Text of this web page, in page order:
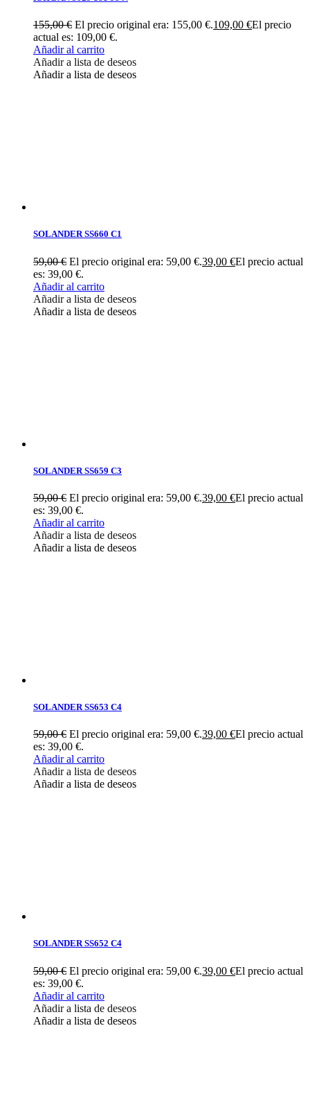
155,00€ El precio original era: 155,00 €.109,00 €El precio
actual es: 109,00 €.
Añadir al carrito
Añadir a lista de deseos
Añadir a lista de deseos
SOLANDER SS660 C1
59,00€ El precio original era: 59,00 €.39,00 €El precio actual
es: 39,00 €.
Añadir al carrito
Añadir a lista de deseos
Añadir a lista de deseos
SOLANDER SS659 C3
59,00€ El precio original era: 59,00 €.39,00 €El precio actual
es: 39,00 €.
Añadir al carrito
Añadir a lista de deseos
Añadir a lista de deseos
SOLANDER SS653 C4
59,00€ El precio original era: 59,00 €.39,00 €El precio actual
es: 39,00 €.
Añadir al carrito
Añadir a lista de deseos
Añadir a lista de deseos
SOLANDER SS652 C4
59,00€ El precio original era: 59,00 €.39,00 €El precio actual
es: 39,00 €.
Añadir al carrito
Añadir a lista de deseos
Añadir a lista de deseos